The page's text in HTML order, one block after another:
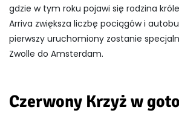
gdzie w tym roku pojawi się rodzina
Arriva zwiększa liczbę pociągów i
pierwszy uruchomiony zostanie
Zwolle do Amsterdam.
Czerwony Krzyż w